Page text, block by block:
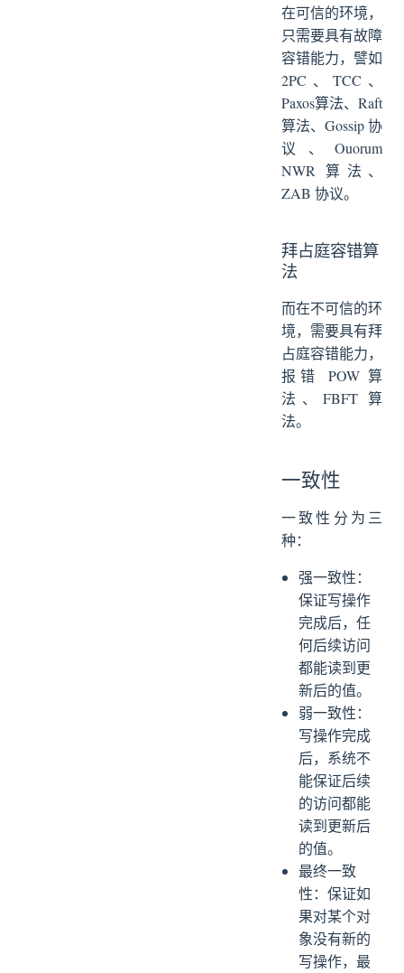
在可信的环境，
只需要具有故障
容错能力，譬如
2PC、TCC、
Paxos算法、Raft
算法、Gossip 协
议、Ouorum
NWR 算法、
ZAB 协议。
拜占庭容错算
法
而在不可信的环
境，需要具有拜
占庭容错能力，
报错 POW 算
法、FBFT 算
法。
一致性
一致性分为三
种：
强一致性：
保证写操作
完成后，任
何后续访问
都能读到更
新后的值。
弱一致性：
写操作完成
后，系统不
能保证后续
的访问都能
读到更新后
的值。
最终一致
性：保证如
果对某个对
象没有新的
写操作，最